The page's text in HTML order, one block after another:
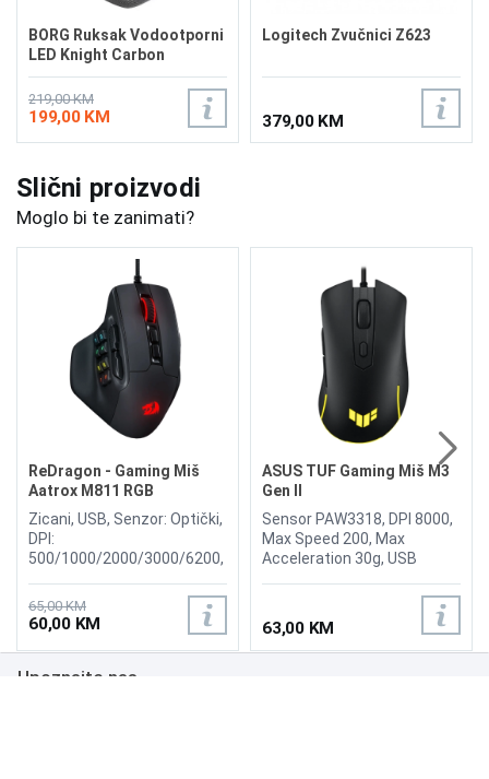
BORG Ruksak Vodootporni
LED Knight Carbon
219,00 KM
199,00 KM
Logitech Zvučnici Z623
379,00 KM
Slični proizvodi
Moglo bi te zanimati?
ReDragon - Gaming Miš
Aatrox M811 RGB
Zicani, USB, Senzor: Optički,
DPI:
500/1000/2000/3000/6200,
Programmable Buttons, 5
Backlit Modes, Mouse
button Type: HUANO,
Sensor: Optical Pixart 3327
65,00 KM
60,00 KM
ASUS TUF Gaming Miš M3
Gen II
Sensor PAW3318, DPI 8000,
Max Speed 200, Max
Acceleration 30g, USB
Switch Type 60 million,
Weight 59g
63,00 KM
Upoznajte nas